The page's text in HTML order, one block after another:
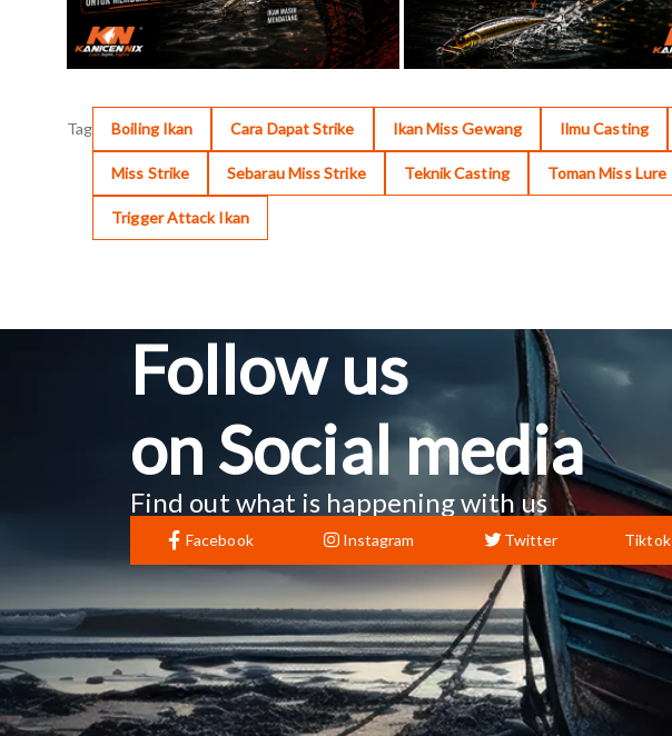
Tag Boiling Ikan Cara Dapat Strike Ikan Miss Gewang Ilmu Casting
Miss Strike Sebarau Miss Strike Teknik Casting Toman Miss Lure
Trigger Attack Ikan
Follow us
on Social media
Find out what is happening with us
Facebook Instagram Twitter Tiktok